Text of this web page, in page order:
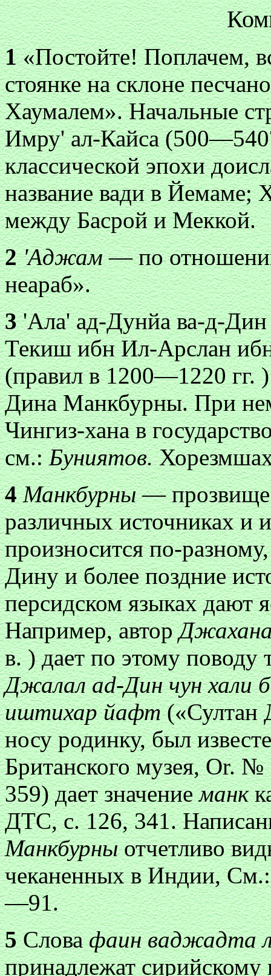
1«Постойте! Поплачем,
стоянке на склоне
Хаумалем». Начальные
Имру' ал-Кайса
классической эпохи
название вади в Йемаме;
между Басрой и Меккой.
2 'Аджам— по
неараб».
3'Ала' ад-Дунйа ва-д-
Текиш ибн Ил-Арслан
(правил в 1200—1220 гг.
Дина Манкбурны. При
Чингиз-хана в
см.:Буниятов.
4 Манкбурны— прозвище
различных источниках и
произносится по-
Дину и более поздние
персидском языках дают
Например, автор
в. ) дает по этому поводу
Джалал ad-Дин чун хали
иштихар йафт(«Султан
носу родинку, был
Британского музея, Or.
359) дает значениеманк
ДТС, с. 126, 341.
Манкбурныотчетливо
чеканенных в Индии,
—91.
5Словафаин ваджадта
принадлежат